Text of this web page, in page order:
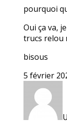
pourquoi
Oui ça va,
trucs relou
bisous
5 février